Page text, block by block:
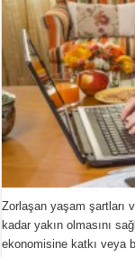
Zorlaşan yaşam şartları
kadar yakın olmasını
ekonomisine katkı veya